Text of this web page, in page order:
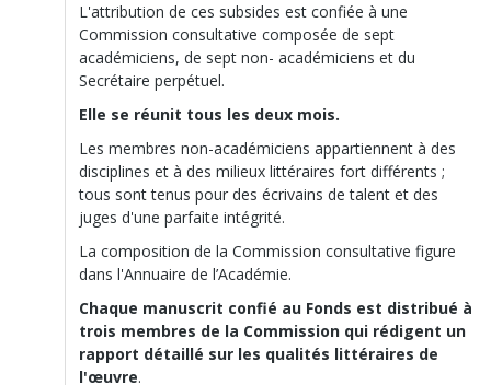
L'attribution de ces subsides est confiée à une
Commission consultative composée de sept
académiciens, de sept non- académiciens et du
Secrétaire perpétuel.
Elle se réunit tous les deux mois.
Les membres non-académiciens appartiennent à des
disciplines et à des milieux littéraires fort différents ;
tous sont tenus pour des écrivains de talent et des
juges d'une parfaite intégrité.
La composition de la Commission consultative figure
dans l'Annuaire de l’Académie.
Chaque manuscrit confié au Fonds est distribué à
trois membres de la Commission qui rédigent un
rapport détaillé sur les qualités littéraires de
l'œuvre.